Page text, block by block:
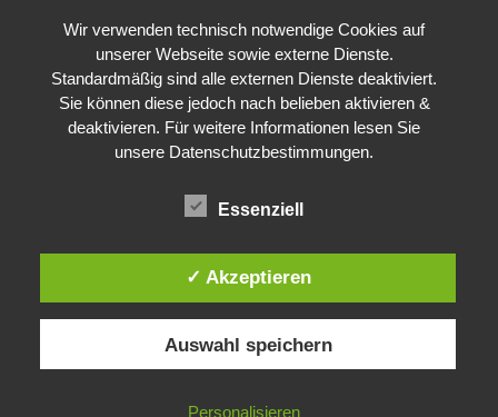
Wir verwenden technisch notwendige Cookies auf
unserer Webseite sowie externe Dienste.
Standardmäßig sind alle externen Dienste deaktiviert.
Sie können diese jedoch nach belieben aktivieren &
deaktivieren. Für weitere Informationen lesen Sie
unsere Datenschutzbestimmungen.
Essenziell
✓ Akzeptieren
Auswahl speichern
Personalisieren